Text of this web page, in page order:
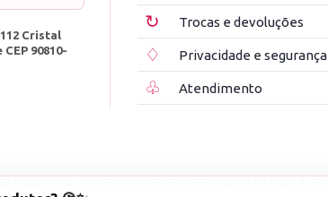
Cristal
90810-
↻ Trocas e devoluções
♢ Privacidade e segurança
♧ Atendimento